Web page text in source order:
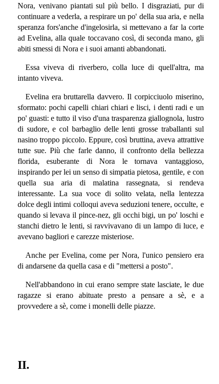
Nora, venivano piantati sul più bello. I disgraziati, pur di
continuare a vederla, a respirare un po' della sua aria, e nella
speranza fors'anche d'ingelosirla, si mettevano a far la corte
ad Evelina, alla quale toccavano così, di seconda mano, gli
abiti smessi di Nora e i suoi amanti abbandonati.
Essa viveva di riverbero, colla luce di quell'altra, ma
intanto viveva.
Evelina era bruttarella davvero. Il corpicciuolo miserino,
sformato: pochi capelli chiari chiari e lisci, i denti radi e un
po' guasti: e tutto il viso d'una trasparenza giallognola, lustro
di sudore, e col barbaglio delle lenti grosse traballanti sul
nasino troppo piccolo. Eppure, così bruttina, aveva attrattive
tutte sue. Più che farle danno, il confronto della bellezza
florida, esuberante di Nora le tornava vantaggioso,
inspirando per lei un senso di simpatia pietosa, gentile, e con
quella sua aria di malatina rassegnata, si rendeva
interessante. La sua voce di solito velata, nella lentezza
dolce degli intimi colloqui aveva seduzioni tenere, occulte, e
quando si levava il pince-nez, gli occhi bigi, un po' loschi e
stanchi dietro le lenti, si ravvivavano di un lampo di luce, e
avevano bagliori e carezze misteriose.
Anche per Evelina, come per Nora, l'unico pensiero era
di andarsene da quella casa e di "mettersi a posto".
Nell'abbandono in cui erano sempre state lasciate, le due
ragazze si erano abituate presto a pensare a sè, e a
provvedere a sè, come i monelli delle piazze.
II.